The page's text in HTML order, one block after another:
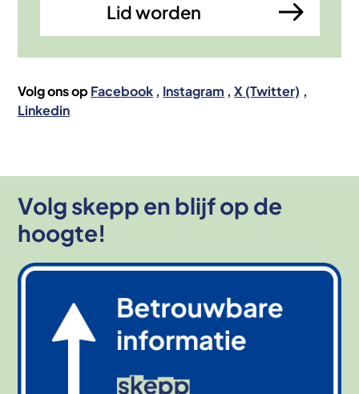
Lid worden
Volg ons op Facebook Instagram
X (Twitter)
Linkedin
Volg skepp en blijf op de
hoogte!
Afbeelding